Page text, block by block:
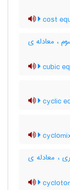
cost
، معادله ی
cubic
cyclic
، معادله ی